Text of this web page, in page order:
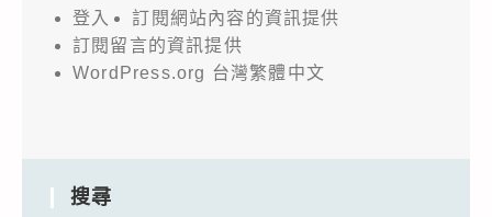
登入
訂閱網站內容的資訊提供
訂閱留言的資訊提供
WordPress.org 台灣繁體中文
搜尋